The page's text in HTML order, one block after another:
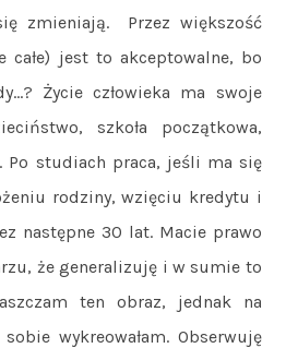
zmieniają. Przez większość
całe) jest to akceptowalne, bo
Życie człowieka ma swoje
szkoła początkowa,
Po studiach praca, jeśli ma się
rodziny, wzięciu kredytu i
następne 30 lat. Macie prawo
że generalizuję i w sumie to
ten obraz, jednak na
wykreowałam. Obserwuję